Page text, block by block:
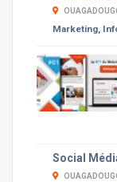
Marketing,
Social